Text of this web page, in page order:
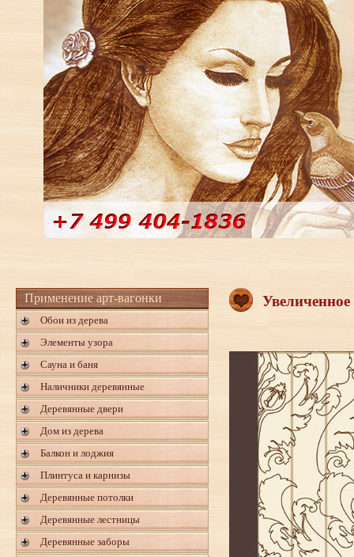
Применение арт-вагонки
Обои из дерева
Элементы узора
Сауна и баня
Наличники деревянные
Деревянные двери
Дом из дерева
Балкон и лоджия
Плинтуса и карнизы
Деревянные потолки
Деревянные лестницы
Деревянные заборы